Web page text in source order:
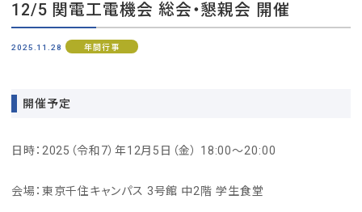
12/5 関電工電機会 総会・懇親会 開催
2025.11.28 年間行事
開催予定
日時：2025（令和7）年12月5日（金） 18:00～20:00
会場：東京千住キャンパス 3号館 中2階 学生食堂